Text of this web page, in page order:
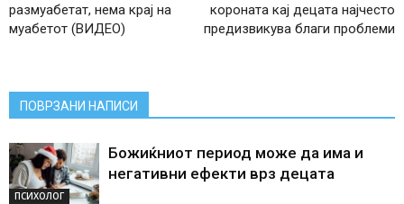
размуабетат, нема крај на
муабетот (ВИДЕО)
короната кај децата најчесто
предизвикува благи проблеми
ПОВРЗАНИ НАПИСИ
ПСИХОЛОГ
Божиќниот период може да има и
негативни ефекти врз децата